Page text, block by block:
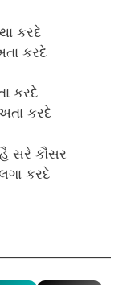
કરદે
કરદે
કરદે
કરદે
સરે કૌસર
કરદે